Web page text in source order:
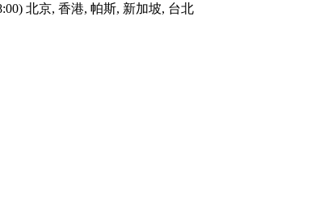
北京, 香港, 帕斯, 新加坡, 台北